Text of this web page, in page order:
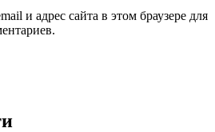
и адрес сайта в этом браузере для